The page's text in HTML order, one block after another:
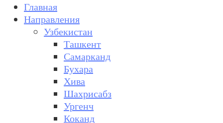
Главная
Направления
Узбекистан
Ташкент
Самарканд
Бухара
Хива
Шахрисабз
Ургенч
Коканд